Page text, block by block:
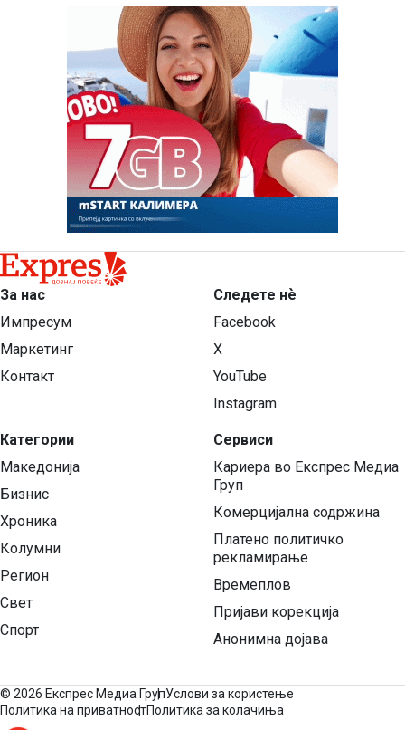
За нас
Импресум
Маркетинг
Контакт
Категории
Македонија
Бизнис
Хроника
Колумни
Регион
Свет
Спорт
Следете нѐ
Facebook
X
YouTube
Instagram
Сервиси
Кариера во Експрес Медиа
Груп
Комерцијална содржина
Платено политичко
рекламирање
Времеплов
Пријави корекција
Анонимна дојава
© 2026 Експрес Медиа ГрупУслови за користење
Политика на приватностПолитика за колачиња